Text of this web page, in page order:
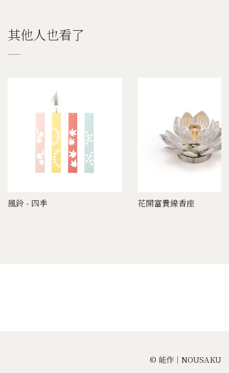
其他人也看了
風鈴 - 四季 花開富貴線香座
© 能作｜NOUSAKU